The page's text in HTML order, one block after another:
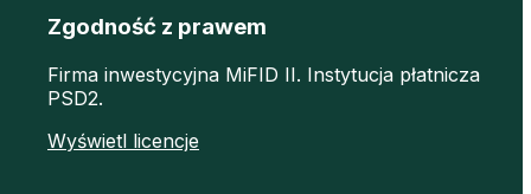
Zgodność z prawem
Firma inwestycyjna MiFID II. Instytucja płatnicza
PSD2.
Wyświetl licencje